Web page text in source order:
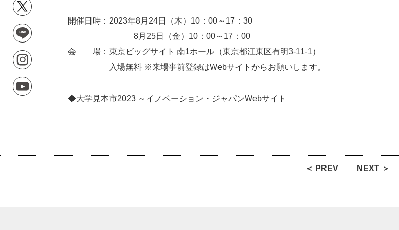
開催日時：2023年8月24日（木）10：00～17：30
8月25日（金）10：00～17：00
会 場：東京ビッグサイト 南1ホール（東京都江東区有明3-11-1）
入場無料 ※来場事前登録はWebサイトからお願いします。
◆大学見本市2023 ～イノベーション・ジャパンWebサイト
＜ PREV NEXT ＞